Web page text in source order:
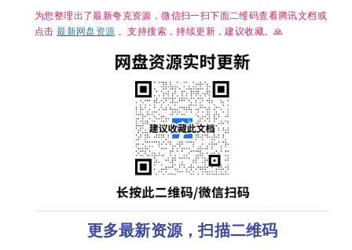
被封锁的建筑
内，孤立无援
的幸存者们对
形态进化的感
染者的故事。
为您整理出了最新夸克资源，微信扫一扫下面二维码查看腾讯文档或
点击最新网盘资源 。支持搜索，持续更新，建议收藏。🙏
更多最新资源，扫描二维码